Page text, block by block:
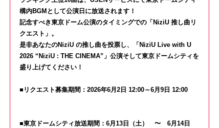
構内BGMとして公演日に放送されます！
記念すべき東京ドーム公演のタイミングでの「NiziU 推し曲リ
クエスト」。
是非あなたのNiziU の推し曲を投票し、「NiziU Live with U
2026 “NiziU : THE CINEMA”」公演そして東京ドームシティを
盛り上げてください！
■リクエスト募集期間： 2026年6月2日 12:00～6月9日 12:00
■東京ドームシティ放送期間：6月13日（土） 〜 6月14日